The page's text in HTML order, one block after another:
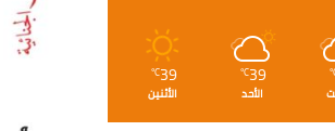
39
℃
الأحد
39
℃
الأثنين